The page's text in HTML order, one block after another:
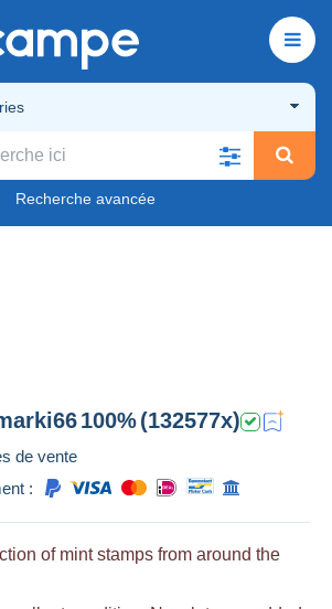
Recherche avancée
100%(132577x)
de vente
:
of mint stamps from around the